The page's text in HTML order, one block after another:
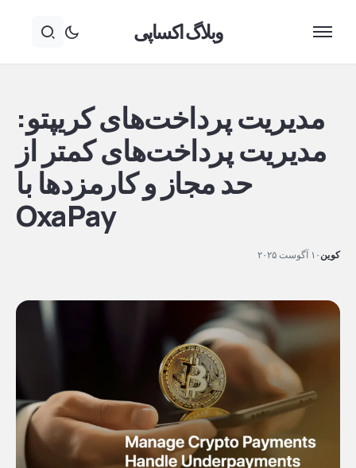
وبلاگ اکساپی
مدیریت پرداخت‌های کریپتو:
مدیریت پرداخت‌های کمتر از
حد مجاز و کارمزدها با
OxaPay
کوین۱۰ آگوست ۲۰۲۵